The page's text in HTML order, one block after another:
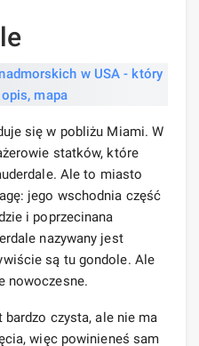
się w pobliżu Miami. W
statków, które
Ale to miasto
jego wschodnia część
i poprzecinana
nazywany jest
są tu gondole. Ale
nowoczesne.
czysta, ale nie ma
więc powinieneś sam